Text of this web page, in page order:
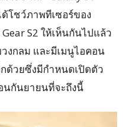
โชว์ภาพทีเซอร์ของ
S2 ให้เห็นกันไปแล้ว
งกลม และมีเมนูไอคอน
ด้วยซึ่งมีกำหนดเปิดตัว
นกันยายนที่จะถึงนี้